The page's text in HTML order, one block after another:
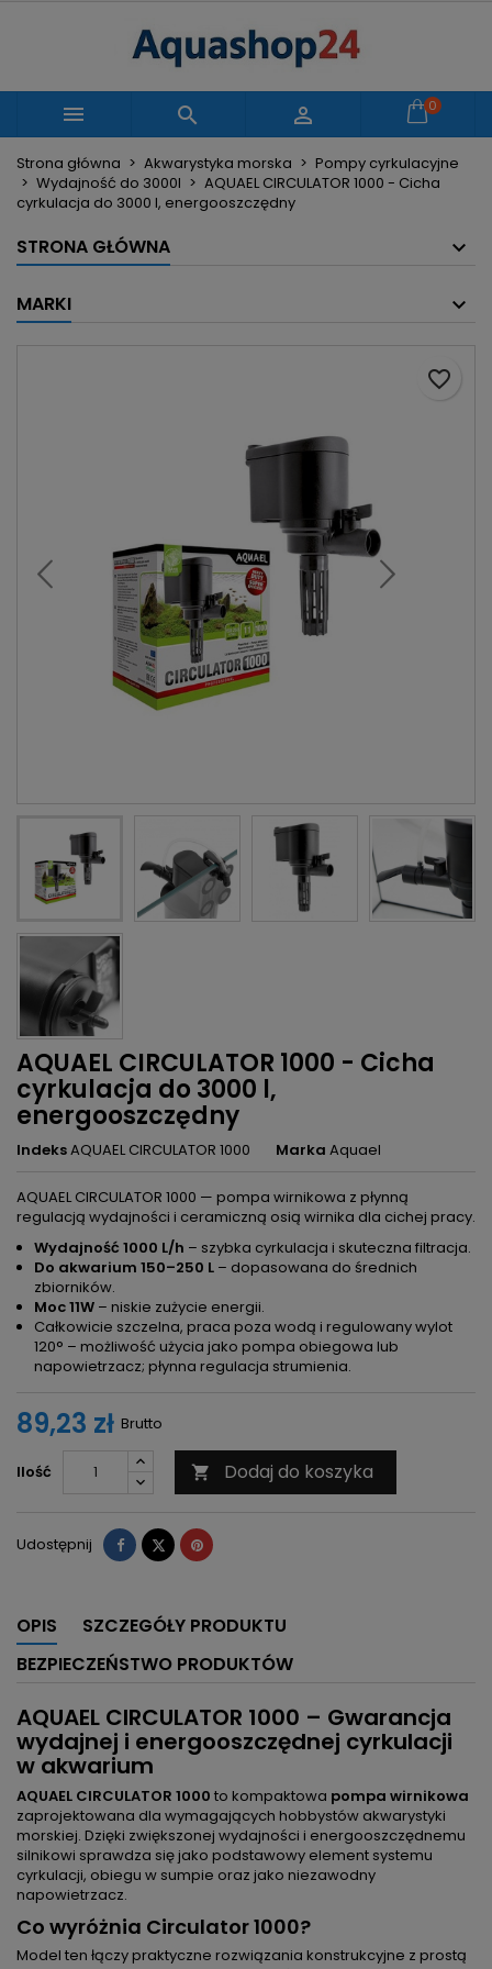
   0
Strona główna Akwarystyka morska
Pompy cyrkulacyjne
Wydajność do 3000l
AQUAEL CIRCULATOR 1000 - Cicha
cyrkulacja do 3000 l, energooszczędny
STRONA GŁÓWNA
MARKI
AQUAEL CIRCULATOR 1000 - Cicha
cyrkulacja do 3000 l,
energooszczędny
IndeksAQUAEL CIRCULATOR 1000 Marka Aquael
AQUAEL CIRCULATOR 1000 — pompa wirnikowa z płynną
regulacją wydajności i ceramiczną osią wirnika dla cichej pracy.
Wydajność 1000 L/h – szybka cyrkulacja i skuteczna filtracja.
Do akwarium 150–250 L – dopasowana do średnich
zbiorników.
Moc 11W – niskie zużycie energii.
Całkowicie szczelna, praca poza wodą i regulowany wylot
120° – możliwość użycia jako pompa obiegowa lub
napowietrzacz; płynna regulacja strumienia.
89,23 zł Brutto
Ilość  Dodaj do koszyka
favorite_border
Udostępnij Udostępnij
TweetujPinterest
OPIS
SZCZEGÓŁY PRODUKTU
BEZPIECZEŃSTWO PRODUKTÓW
AQUAEL CIRCULATOR 1000 – Gwarancja
wydajnej i energooszczędnej cyrkulacji
w akwarium
AQUAEL CIRCULATOR 1000 to kompaktowa pompa wirnikowa
zaprojektowana dla wymagających hobbystów akwarystyki
morskiej. Dzięki zwiększonej wydajności i energooszczędnemu
silnikowi sprawdza się jako podstawowy element systemu
cyrkulacji, obiegu w sumpie oraz jako niezawodny
napowietrzacz.
Co wyróżnia Circulator 1000?
Model ten łączy praktyczne rozwiązania konstrukcyjne z prostą
Moje listy życzeń
add_circle_outline Utwórz nową listę
Utwórz listę życzeń
Nazwa listy życzeń
Anuluj
Zaloguj się
Musisz być zalogowany by zapisać produkty na
swojej liście życzeń.
Anuluj Zaloguj się